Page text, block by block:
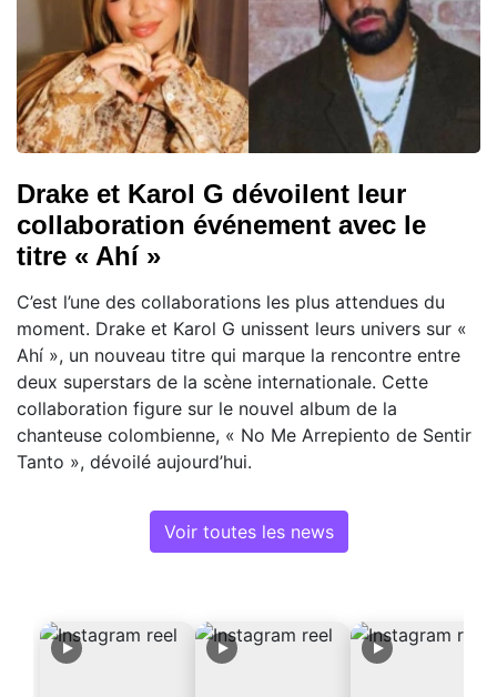
Drake et Karol G dévoilent leur
collaboration événement avec le
titre « Ahí »
C’est l’une des collaborations les plus attendues du
moment. Drake et Karol G unissent leurs univers sur «
Ahí », un nouveau titre qui marque la rencontre entre
deux superstars de la scène internationale. Cette
collaboration figure sur le nouvel album de la
chanteuse colombienne, « No Me Arrepiento de Sentir
Tanto », dévoilé aujourd’hui.
Voir toutes les news